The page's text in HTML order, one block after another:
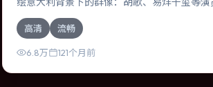
作为一部动漫作品，故事从日常裂缝切入，逐
转的结局；视听语言统一，情感落点克制有力。
高清 流畅
6.8万 121个月前